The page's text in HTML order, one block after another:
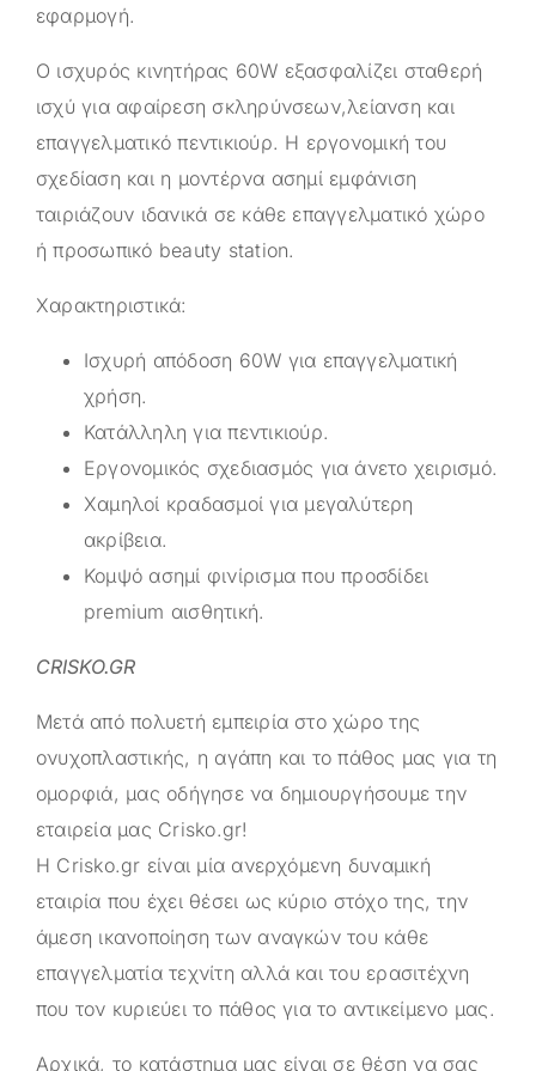
εφαρμογή.
Ο ισχυρός κινητήρας 60W εξασφαλίζει σταθερή
ισχύ για αφαίρεση σκληρύνσεων,λείανση και
επαγγελματικό πεντικιούρ. Η εργονομική του
σχεδίαση και η μοντέρνα ασημί εμφάνιση
ταιριάζουν ιδανικά σε κάθε επαγγελματικό χώρο
ή προσωπικό beauty station.
Χαρακτηριστικά:
Ισχυρή απόδοση 60W για επαγγελματική
χρήση.
Κατάλληλη για πεντικιούρ.
Εργονομικός σχεδιασμός για άνετο χειρισμό.
Χαμηλοί κραδασμοί για μεγαλύτερη
ακρίβεια.
Κομψό ασημί φινίρισμα που προσδίδει
premium αισθητική.
CRISKO.GR
Μετά από πολυετή εμπειρία στο χώρο της
ονυχοπλαστικής, η αγάπη και το πάθος μας για τη
ομορφιά, μας οδήγησε να δημιουργήσουμε την
εταιρεία μας Crisko.gr!
Η Crisko.gr είναι μία ανερχόμενη δυναμική
εταιρία που έχει θέσει ως κύριο στόχο της, την
άμεση ικανοποίηση των αναγκών του κάθε
επαγγελματία τεχνίτη αλλά και του ερασιτέχνη
που τον κυριεύει το πάθος για το αντικείμενο μας.
Αρχικά, το κατάστημα μας είναι σε θέση να σας